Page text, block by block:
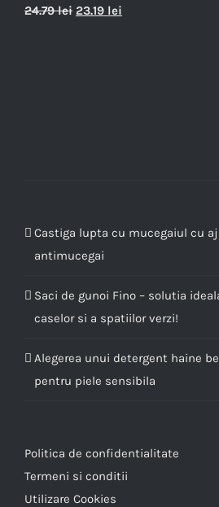
24.79lei 23.19 lei
Castiga lupta cu mucegaiul cu
antimucegai
Saci de gunoi Fino – solutia
caselor si a spatiilor verzi!
Alegerea unui detergent haine
pentru piele sensibila
Politica de confidentialitate
Termeni si conditii
Utilizare Cookies